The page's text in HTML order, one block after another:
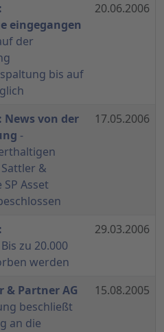
eingegangen
der
bis auf
20.06.2006
von der
-
&
Asset
17.05.2006
zu 20.000
werden
29.03.2006
& Partner AG
beschließt
an die
15.08.2005